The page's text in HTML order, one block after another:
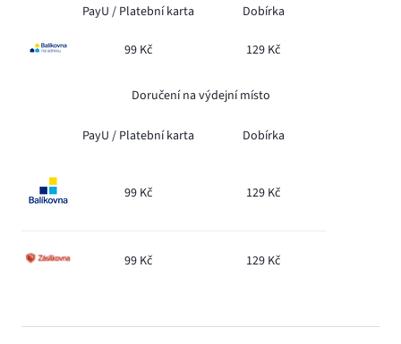
PayU / Platební karta Dobírka
99 Kč 129 Kč
Doručení na výdejní místo
PayU / Platební karta Dobírka
99 Kč 129 Kč
99 Kč 129 Kč